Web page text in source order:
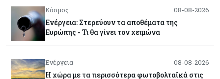
Κόσμος 08-08-2026
Ενέργεια: Στερεύουν τα αποθέματα της
Ευρώπης - Τι θα γίνει τον χειμώνα
Ενέργεια 08-08-2026
Η χώρα με τα περισσότερα φωτοβολταϊκά στις